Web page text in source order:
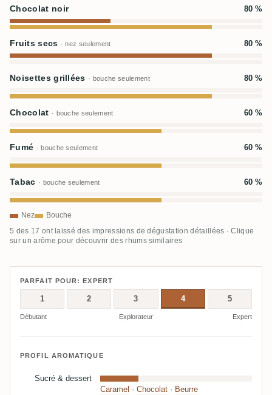
Chocolat noir 80 %
Fruits secs · nez seulement 80 %
Noisettes grillées · bouche seulement 80 %
Chocolat · bouche seulement 60 %
Fumé · bouche seulement 60 %
Tabac · bouche seulement 60 %
Nez Bouche
5 des 17 ont laissé des impressions de dégustation détaillées · Clique
sur un arôme pour découvrir des rhums similaires
PARFAIT POUR: EXPERT
1 2 3 4 5
Débutant Explorateur Expert
PROFIL AROMATIQUE
Sucré & dessert
Caramel · Chocolat · Beurre